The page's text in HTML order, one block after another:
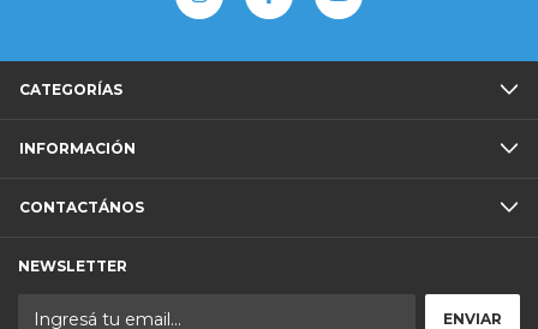
CATEGORÍAS
INFORMACIÓN
CONTACTÁNOS
NEWSLETTER